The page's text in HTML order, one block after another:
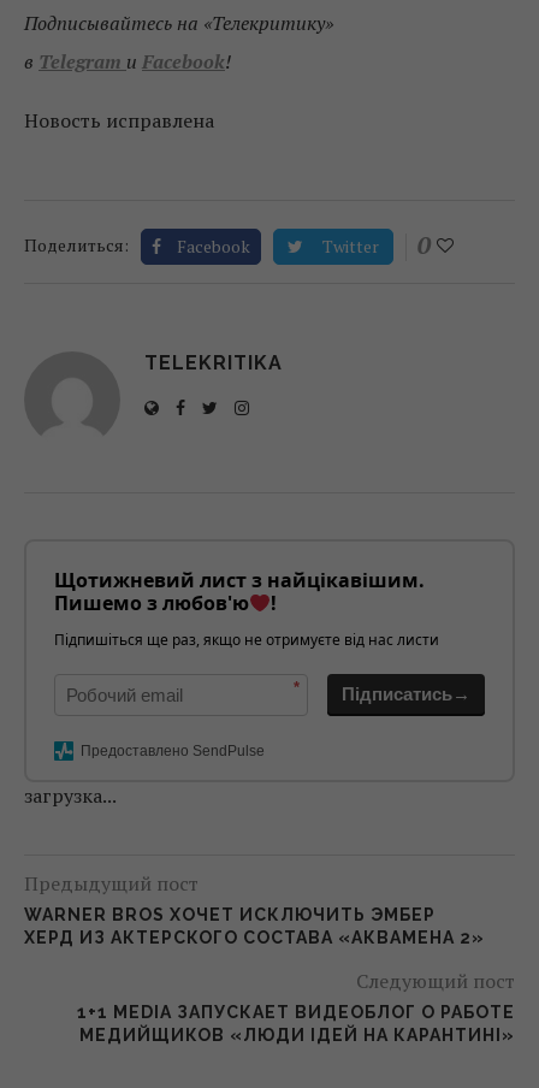
Подписывайтесь на «Телекритику»
в Telegram и Facebook!
Новость исправлена
Поделиться: Facebook Twitter 0
TELEKRITIKA
Щотижневий лист з найцікавішим.
Пишемо з любов'ю
!
Підпишіться ще раз, якщо не отримуєте від нас листи
* Підписатись→
Предоставлено SendPulse
загрузка...
Предыдущий пост
WARNER BROS ХОЧЕТ ИСКЛЮЧИТЬ ЭМБЕР
ХЕРД ИЗ АКТЕРСКОГО СОСТАВА «АКВАМЕНА 2»
Следующий пост
1+1 MEDIA ЗАПУСКАЕТ ВИДЕОБЛОГ О РАБОТЕ
МЕДИЙЩИКОВ «ЛЮДИ ІДЕЙ НА КАРАНТИНІ»